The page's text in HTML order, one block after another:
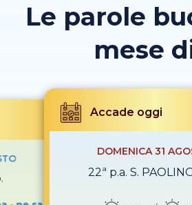
Le parole
mese
Accade oggi
DOMENICA 31
22ª p.a. S.